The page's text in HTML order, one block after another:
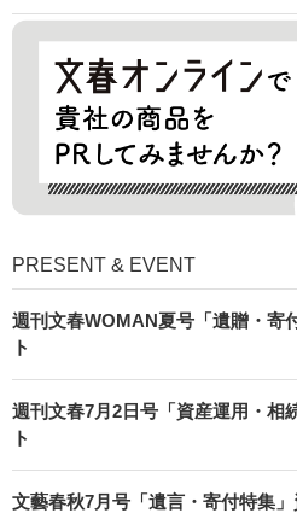
PRESENT & EVENT
週刊文春WOMAN夏号「遺贈・寄
ト
週刊文春7月2日号「資産運用・相
ト
文藝春秋7月号「遺言・寄付特集